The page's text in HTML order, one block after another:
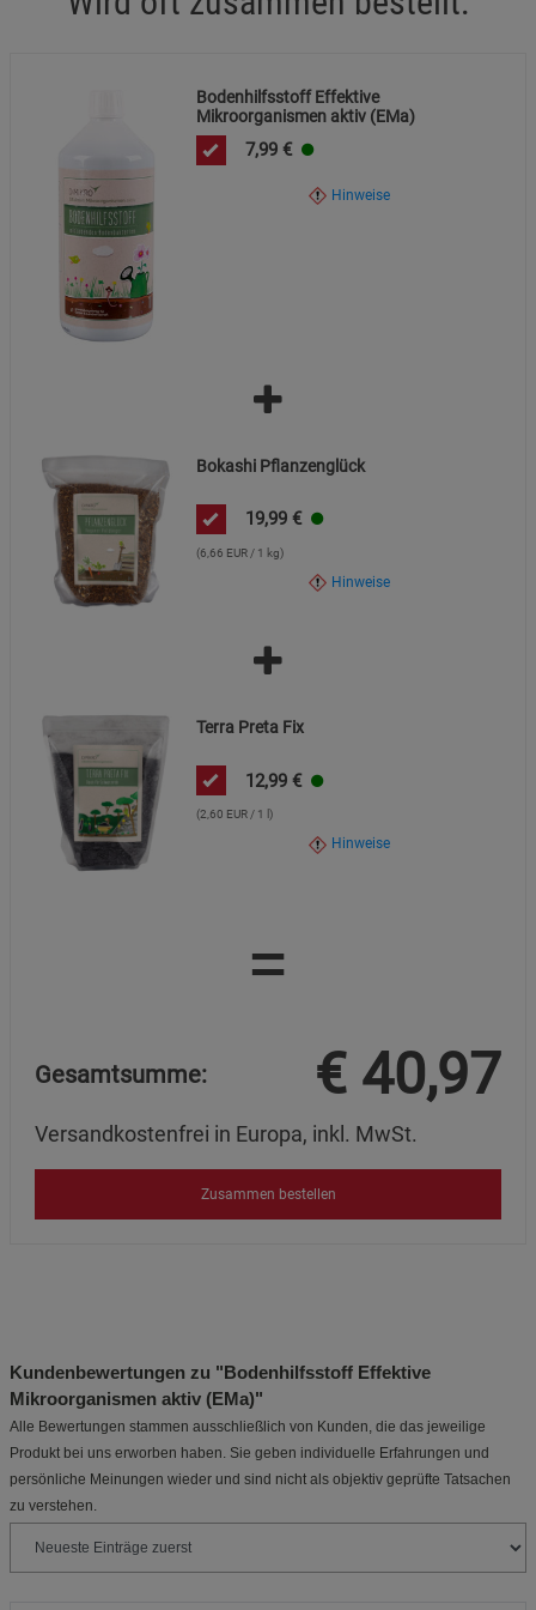
Bodenhilfsstoff Effektive
Mikroorganismen aktiv (EMa)
7,99 €
Hinweise
Bokashi Pflanzenglück
19,99 €
(6,66 EUR / 1 kg)
Hinweise
Terra Preta Fix
12,99 €
(2,60 EUR / 1 l)
Hinweise
=
Gesamtsumme: € 40,97
Versandkostenfrei in Europa, inkl. MwSt.
Zusammen bestellen
Kundenbewertungen zu "Bodenhilfsstoff Effektive
Mikroorganismen aktiv (EMa)"
Alle Bewertungen stammen ausschließlich von Kunden, die das jeweilige
Produkt bei uns erworben haben. Sie geben individuelle Erfahrungen und
persönliche Meinungen wieder und sind nicht als objektiv geprüfte Tatsachen
zu verstehen.
Cookie-Informationenanzeigen